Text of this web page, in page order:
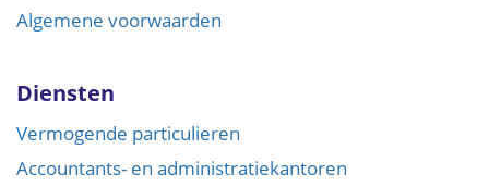
Algemene voorwaarden
Diensten
Vermogende particulieren
Accountants- en administratiekantoren